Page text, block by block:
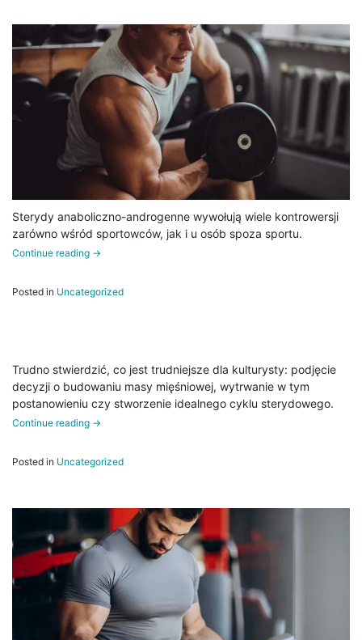
Sterydy anaboliczno-androgenne wywołują wiele kontrowersji
zarówno wśród sportowców, jak i u osób spoza sportu.
Continue reading →
Posted in Uncategorized
Trudno stwierdzić, co jest trudniejsze dla kulturysty: podjęcie
decyzji o budowaniu masy mięśniowej, wytrwanie w tym
postanowieniu czy stworzenie idealnego cyklu sterydowego.
Continue reading →
Posted in Uncategorized